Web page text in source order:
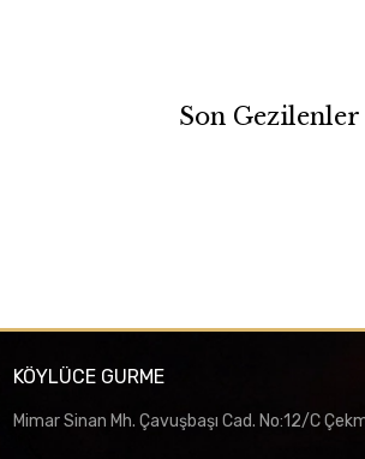
Son Gezilenler
KÖYLÜCE GURME
Mimar Sinan Mh. Çavuşbaşı Cad. No:12/C